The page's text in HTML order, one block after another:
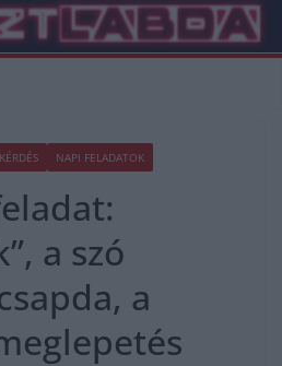
NAPI FELADATOK
a szó
a